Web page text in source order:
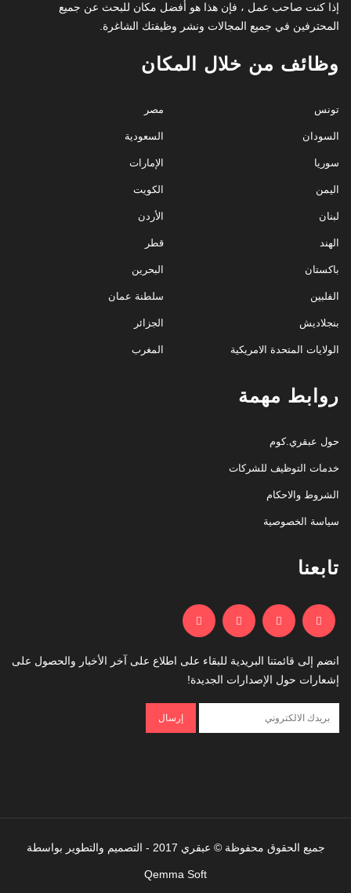
إذا كنت صاحب عمل ، فإن هذا هو أفضل مكان للبحث عن جميع
المحترفين في جميع المجالات ونشر وظيفتك الشاغرة.
وظائف من خلال المكان
مصر
السعودية
الإمارات
الكويت
الأردن
قطر
البحرين
سلطنة عمان
الجزائر
المغرب
تونس
السودان
سوريا
اليمن
لبنان
الهند
باكستان
الفلبين
بنجلاديش
الولايات المتحدة الامريكية
روابط مهمة
حول عبقري.كوم
خدمات التوظيف للشركات
الشروط والاحكام
سياسة الخصوصية
تابعنا
انضم إلى قائمتنا البريدية للبقاء على اطلاع على آخر الأخبار والحصول على
إشعارات حول الإصدارات الجديدة!
جميع الحقوق محفوظة © عبقري 2017 - التصميم والتطوير بواسطة
Qemma Soft